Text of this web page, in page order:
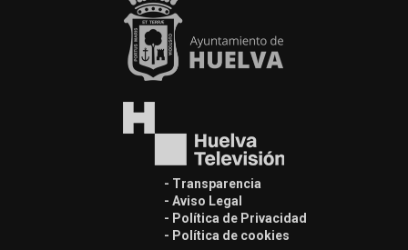
- Transparencia
- Aviso Legal
- Política de Privacidad
- Política de cookies